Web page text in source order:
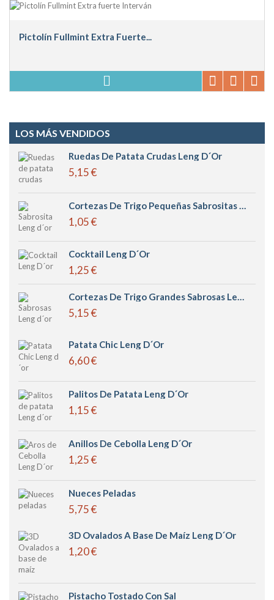
Pictolín Fullmint Extra Fuerte...
LOS MÁS VENDIDOS
Ruedas De Patata Crudas Leng D´or
5,15 €
Cortezas De Trigo Pequeñas Sabrositas Leng D´or
1,05 €
Cocktail Leng D´or
1,25 €
Cortezas De Trigo Grandes Sabrosas Leng D´or
5,15 €
Patata Chic Leng D´or
6,60 €
Palitos De Patata Leng D´or
1,15 €
Anillos De Cebolla Leng D´or
1,25 €
Nueces Peladas
5,75 €
3D Ovalados A Base De Maíz Leng D´or
1,20 €
Pistacho Tostado Con Sal